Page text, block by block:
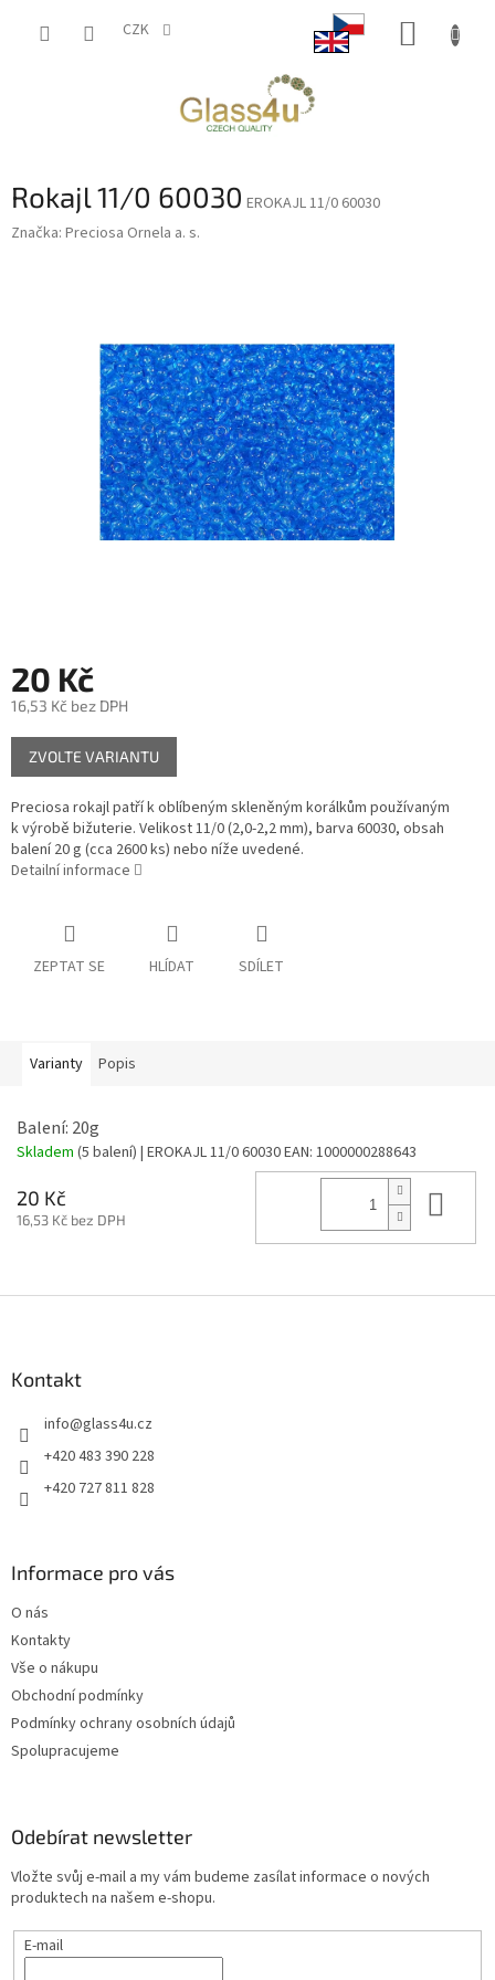
CZK
Rokajl 11/0 60030 EROKAJL 11/0 60030
Značka: Preciosa Ornela a. s.
20 Kč
16,53 Kč bez DPH
Měrná
cena:
ZVOLTE VARIANTU
Preciosa rokajl patří k oblíbeným skleněným korálkům používaným
k výrobě bižuterie. Velikost 11/0 (2,0-2,2 mm), barva 60030, obsah
balení 20 g (cca 2600 ks) nebo níže uvedené.
Detailní informace
ZEPTAT SE HLÍDAT SDÍLET
Varianty Popis
Balení: 20g
Skladem (5 balení) | EROKAJL 11/0 60030EAN: 1000000288643
20 Kč
16,53 Kč bez DPH
Kontakt
info@glass4u.cz
+420 483 390 228
+420 727 811 828
Informace pro vás
O nás
Kontakty
Vše o nákupu
Obchodní podmínky
Podmínky ochrany osobních údajů
Spolupracujeme
Odebírat newsletter
Vložte svůj e-mail a my vám budeme zasílat informace o nových
produktech na našem e-shopu.
E-mail